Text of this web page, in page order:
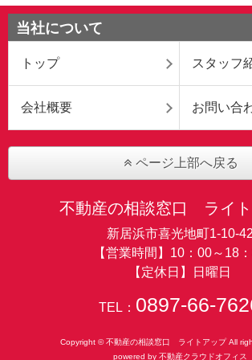
当社について
トップ スタッフ
会社概要 お問い合
ページ上部へ戻る
不動産の相談窓口 ライ
新居浜市喜光地町1-10-42
【営業時間】10：00～18
【定休日】日曜日
TEL： 0897-66-
Copyright © 不動産の相談窓口 ライトアップ All
powered by 不動産クラウドオフィス